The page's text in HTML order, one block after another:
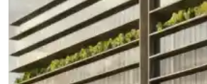
Fundos de Investimento